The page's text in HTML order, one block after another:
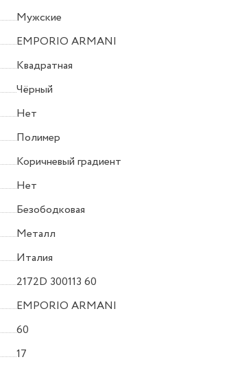
Мужские
EMPORIO ARMANI
Квадратная
Чёрный
Нет
Полимер
Коричневый градиент
Нет
Безободковая
Металл
Италия
2172D 300113 60
EMPORIO ARMANI
60
17